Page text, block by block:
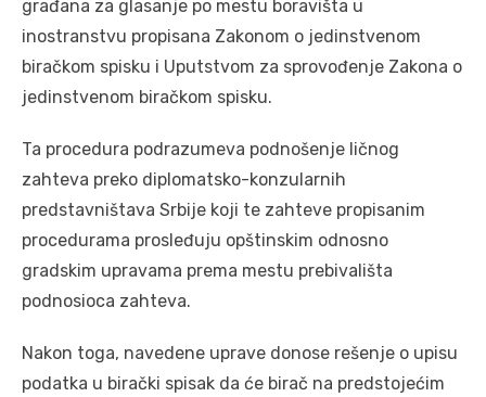
građana za glasanje po mestu boravišta u
inostranstvu propisana Zakonom o jedinstvenom
biračkom spisku i Uputstvom za sprovođenje Zakona o
jedinstvenom biračkom spisku.
Ta procedura podrazumeva podnošenje ličnog
zahteva preko diplomatsko-konzularnih
predstavništava Srbije koji te zahteve propisanim
procedurama prosleđuju opštinskim odnosno
gradskim upravama prema mestu prebivališta
podnosioca zahteva.
Nakon toga, navedene uprave donose rešenje o upisu
podatka u birački spisak da će birač na predstojećim